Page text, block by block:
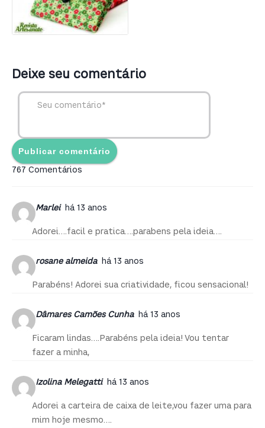
Deixe seu comentário
767 Comentários
Marlei há 13 anos
Adorei….facil e pratica….parabens pela ideia….
rosane almeida há 13 anos
Parabéns! Adorei sua criatividade, ficou sensacional!
Dâmares Camões Cunha há 13 anos
Ficaram lindas….Parabéns pela ideia! Vou tentar
fazer a minha,
Izolina Melegatti há 13 anos
Adorei a carteira de caixa de leite,vou fazer uma para
mim hoje mesmo….